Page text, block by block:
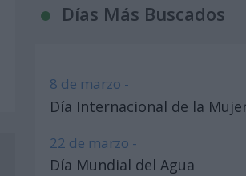
Días Más Buscados
8 de marzo -
Día Internacional de la
22 de marzo -
Día Mundial del Agua